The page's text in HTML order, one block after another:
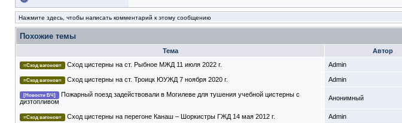
Нажмите здесь, чтобы написать комментарий к этому сообщению
Похожие темы
Тема Автор
=Сход вагонов= Сход цистерны на ст. Рыбное МЖД 11 июля 2022 г. Admin
=Сход вагонов= Сход цистерны на ст. Троицк ЮУЖД 7 ноября 2020 г. Admin
[Новости БЧ]
Пожарный поезд задействовали в Могилеве для тушения учебной цистерны с
дизтопливом
Анонимный
=Сход вагонов= Сход цистерны на перегоне Канаш – Шоркистры ГЖД 14 мая 2012 г. Admin